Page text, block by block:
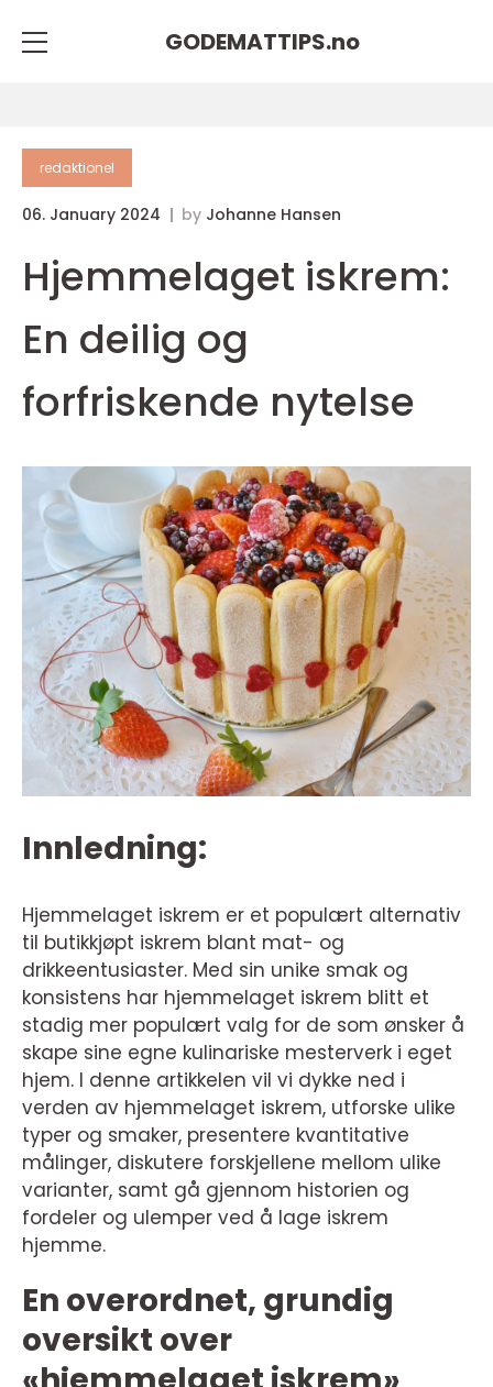
GODEMATTIPS.no
redaktionel
06. January 2024 by Johanne Hansen
Hjemmelaget iskrem:
En deilig og
forfriskende nytelse
Innledning:
Hjemmelaget iskrem er et populært alternativ
til butikkjøpt iskrem blant mat- og
drikkeentusiaster. Med sin unike smak og
konsistens har hjemmelaget iskrem blitt et
stadig mer populært valg for de som ønsker å
skape sine egne kulinariske mesterverk i eget
hjem. I denne artikkelen vil vi dykke ned i
verden av hjemmelaget iskrem, utforske ulike
typer og smaker, presentere kvantitative
målinger, diskutere forskjellene mellom ulike
varianter, samt gå gjennom historien og
fordeler og ulemper ved å lage iskrem
hjemme.
En overordnet, grundig
oversikt over